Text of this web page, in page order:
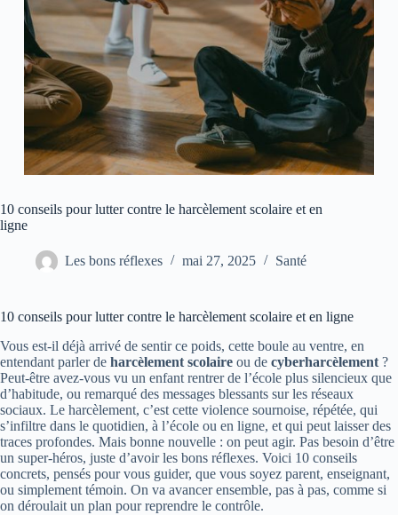
10 conseils pour lutter contre le harcèlement scolaire et en
ligne
Les bons réflexes mai 27, 2025 Santé
10 conseils pour lutter contre le harcèlement scolaire et en ligne
Vous est-il déjà arrivé de sentir ce poids, cette boule au ventre, en
entendant parler de harcèlement scolaire ou de cyberharcèlement ?
Peut-être avez-vous vu un enfant rentrer de l’école plus silencieux que
d’habitude, ou remarqué des messages blessants sur les réseaux
sociaux. Le harcèlement, c’est cette violence sournoise, répétée, qui
s’infiltre dans le quotidien, à l’école ou en ligne, et qui peut laisser des
traces profondes. Mais bonne nouvelle : on peut agir. Pas besoin d’être
un super-héros, juste d’avoir les bons réflexes. Voici 10 conseils
concrets, pensés pour vous guider, que vous soyez parent, enseignant,
ou simplement témoin. On va avancer ensemble, pas à pas, comme si
on déroulait un plan pour reprendre le contrôle.